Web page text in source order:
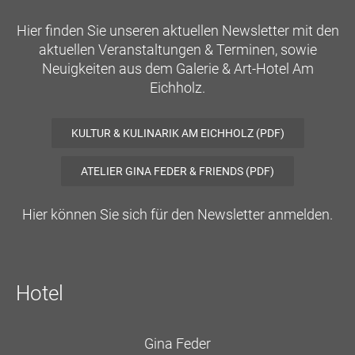
Hier finden Sie unseren aktuellen Newsletter mit den
aktuellen Veranstaltungen & Terminen, sowie
Neuigkeiten aus dem Galerie & Art-Hotel Am
Eichholz.
KULTUR & KULINARIK AM EICHHOLZ (PDF)
ATELIER GINA FEDER & FRIENDS (PDF)
Hier können Sie sich für den Newsletter anmelden.
Hotel
Gina Feder